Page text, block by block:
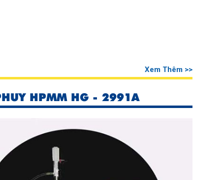
Xem Thêm >>
HPMM HG - 2991A